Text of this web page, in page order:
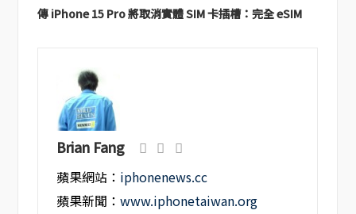
傳 iPhone 15 Pro 將取消實體 SIM 卡插槽：完全 eSIM
Brian Fang
蘋果網站： iphonenews.cc
蘋果新聞：www.iphonetaiwan.org